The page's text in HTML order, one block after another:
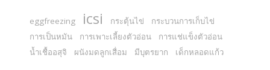
eggfreezing icsi กระตุ้นไข่
กระบวนการเก็บไข่
การเป็นหมัน
การเพาะเลี้ยงตัวอ่อน
การแช่แข็งตัวอ่อน
น้ำเชื้ออสุจิ
ผนังมดลูกเสื่อม มีบุตรยาก เด็กหลอดแก้ว